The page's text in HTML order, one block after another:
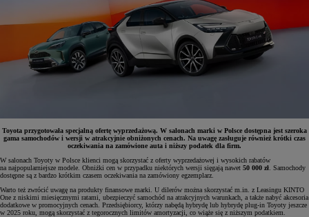
Toyota przygotowała specjalną ofertę wyprzedażową. W salonach marki w Polsce dostępna jest szeroka
gama samochodów i wersji w atrakcyjnie obniżonych cenach. Na uwagę zasługuje również krótki czas
oczekiwania na zamówione auta i niższy podatek dla firm.
W salonach Toyoty w Polsce klienci mogą skorzystać z oferty wyprzedażowej i wysokich rabatów
na najpopularniejsze modele. Obniżki cen w przypadku niektórych wersji sięgają nawet 50 000 zł . Samochody
dostępne są z bardzo krótkim czasem oczekiwania na zamówiony egzemplarz.
Warto też zwrócić uwagę na produkty finansowe marki. U dilerów można skorzystać m.in. z Leasingu KINTO
One z niskimi miesięcznymi ratami, ubezpieczyć samochód na atrakcyjnych warunkach, a także nabyć akcesoria
dodatkowe w promocyjnych cenach. Przedsiębiorcy, którzy nabędą hybrydę lub hybrydę plug-in Toyoty jeszcze
w 2025 roku, mogą skorzystać z tegorocznych limitów amortyzacji, co wiąże się z niższym podatkiem.